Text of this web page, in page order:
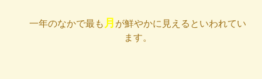
一年のなかで最も 月 が鮮やかに見えるといわれてい
ます。